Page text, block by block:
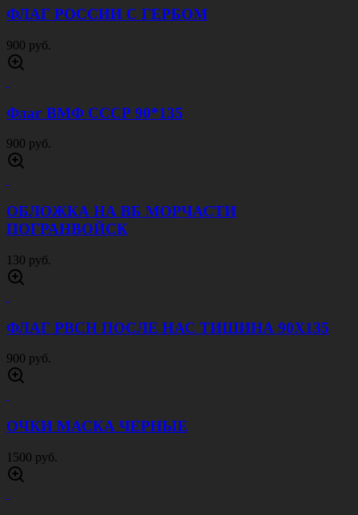
ФЛАГ РОССИИ С ГЕРБОМ
900 руб.
Флаг ВМФ СССР 90*135
900 руб.
ОБЛОЖКА НА ВБ МОРЧАСТИ
ПОГРАНВОЙСК
130 руб.
ФЛАГ РВСН ПОСЛЕ НАС ТИШИНА 90Х135
900 руб.
ОЧКИ МАСКА ЧЕРНЫЕ
1500 руб.